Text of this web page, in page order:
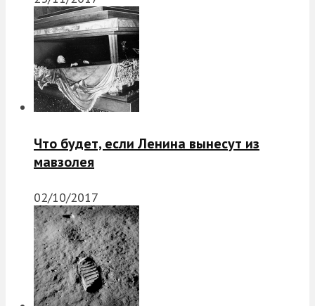
Что будет, если Ленина вынесут из
мавзолея
02/10/2017